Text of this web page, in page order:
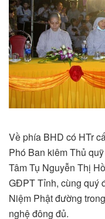
Về phía BHD có HTr
Phó Ban kiêm Thủ
Tâm Tụ Nguyễn Thị
GĐPT Tỉnh, cùng quý
Niệm Phật đường
nghệ đông đủ.